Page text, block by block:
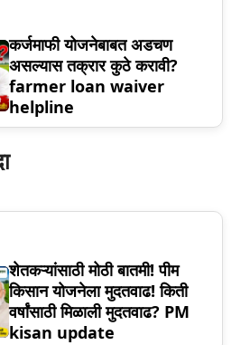
कर्जमाफी योजनेबाबत अडचण
असल्यास तक्रार कुठे करावी?
farmer loan waiver
helpline
शेतकऱ्यांसाठी मोठी बातमी! पीम
किसान योजनेला मुदतवाढ! किती
वर्षांसाठी मिळाली मुदतवाढ? PM
kisan update